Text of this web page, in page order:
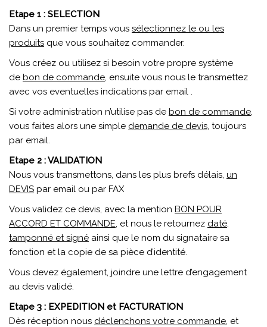
Etape 1 : SELECTION
Dans un premier temps vous sélectionnez le ou les
produits que vous souhaitez commander.
Vous créez ou utilisez si besoin votre propre système
de bon de commande, ensuite vous nous le transmettez
avec vos eventuelles indications par email .
Si votre administration n’utilise pas de bon de commande,
vous faites alors une simple demande de devis, toujours
par email.
Etape 2 : VALIDATION
Nous vous transmettons, dans les plus brefs délais, un
DEVIS par email ou par FAX
Vous validez ce devis, avec la mention BON POUR
ACCORD ET COMMANDE, et nous le retournez daté,
tamponné et signé ainsi que le nom du signataire sa
fonction et la copie de sa pièce d’identité.
Vous devez également, joindre une lettre d’engagement
au devis validé.
Etape 3 : EXPEDITION et FACTURATION
Dès réception nous déclenchons votre commande, et